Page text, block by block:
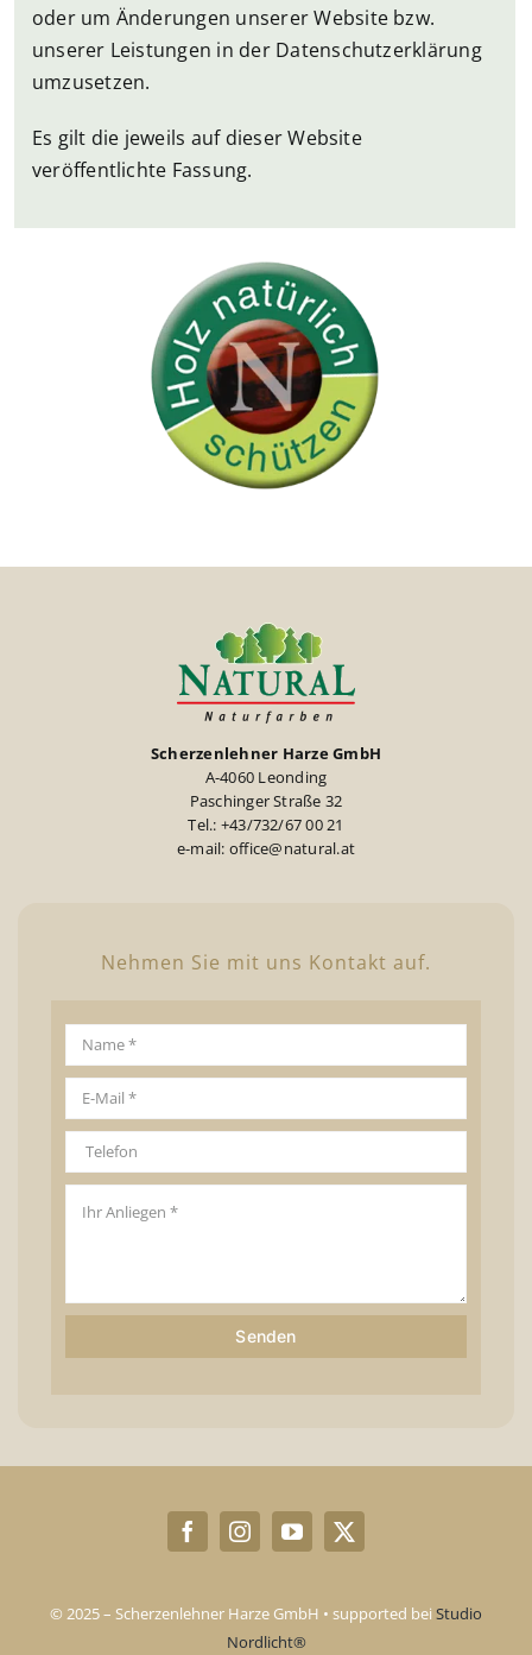
oder um Änderungen unserer Website bzw.
unserer Leistungen in der Datenschutzerklärung
umzusetzen.
Es gilt die jeweils auf dieser Website
veröffentlichte Fassung.
Scherzenlehner Harze GmbH
A-4060 Leonding
Paschinger Straße 32
Tel.: +43/732/67 00 21
e-mail: office@natural.at
Nehmen Sie mit uns Kontakt auf.
Senden
© 2025 – Scherzenlehner Harze GmbH • supported bei Studio
Nordlicht®